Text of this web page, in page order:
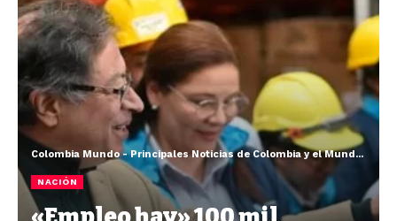
Colombia Mundo - Principales Noticias de Colombia y el Mundo Hoy
NACIÓN